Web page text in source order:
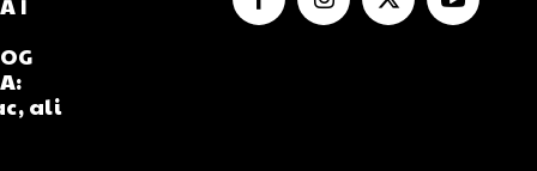
ali